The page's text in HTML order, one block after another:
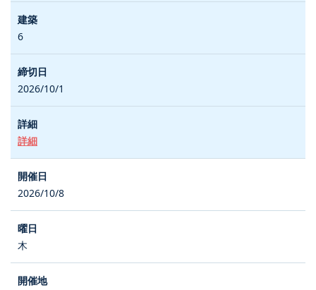
6
2026/10/1
詳細
2026/10/8
木